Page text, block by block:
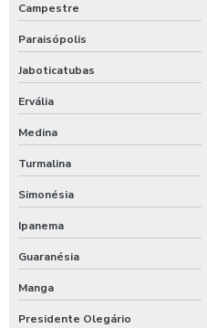
Campestre
Paraisópolis
Jaboticatubas
Ervália
Medina
Turmalina
Simonésia
Ipanema
Guaranésia
Manga
Presidente Olegário